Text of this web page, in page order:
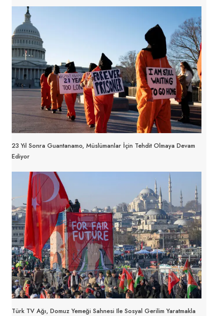
23 Yıl Sonra Guantanamo, Müslümanlar İçin Tehdit Olmaya Devam
Ediyor
Türk TV Ağı, Domuz Yemeği Sahnesi Ile Sosyal Gerilim Yaratmakla